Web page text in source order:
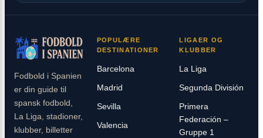
Fodbold i Spanien
er din guide til
spansk fodbold,
La Liga, stadioner,
klubber, billetter
POPULÆRE
DESTINATIONER
Barcelona
Madrid
Sevilla
Valencia
LIGAER OG
KLUBBER
La Liga
Segunda División
Primera
Federación –
Gruppe 1